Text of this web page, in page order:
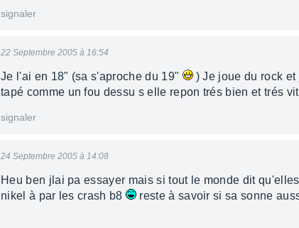
signaler
22 Septembre 2005 à 16:54
Je l'ai en 18" (sa s'aproche du 19"
) Je joue du rock et
tapé comme un fou dessu s elle repon trés bien et trés
signaler
24 Septembre 2005 à 14:08
Heu ben jlai pa essayer mais si tout le monde dit
nikel à par les crash b8
reste à savoir si sa sonne